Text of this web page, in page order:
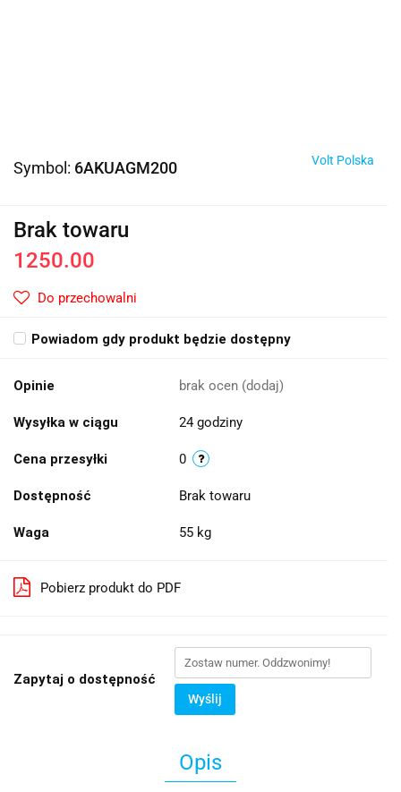
Symbol: 6AKUAGM200 Volt Polska
Brak towaru
1250.00
Do przechowalni
Powiadom gdy produkt będzie dostępny
Opinie brak ocen (dodaj)
Wysyłka w ciągu 24 godziny
Cena przesyłki 0
Dostępność Brak towaru
Waga 55 kg
Pobierz produkt do PDF
Zapytaj o dostępność
Wyślij
Opis